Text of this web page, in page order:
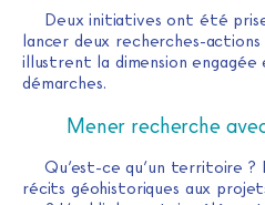
Deux initiatives ont été
lancer deux recherches-
illustrent la dimension
démarches.
Mener
Qu’est-ce qu’un territoire ?
récits géohistoriques aux